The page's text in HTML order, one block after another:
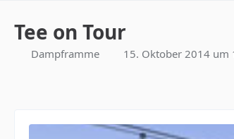
Tee on Tour
Dampframme 15. Oktober 2014 um